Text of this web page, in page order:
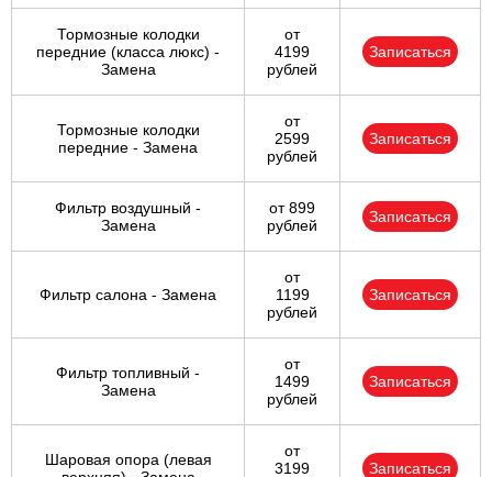
Тормозные колодки
передние (класса люкс) -
Замена
от
4199
рублей
Записаться
Тормозные колодки
передние - Замена
от
2599
рублей
Записаться
Фильтр воздушный -
Замена
от 899
рублей
Записаться
Фильтр салона - Замена
от
1199
рублей
Записаться
Фильтр топливный -
Замена
от
1499
рублей
Записаться
Шаровая опора (левая
от
3199
Записаться